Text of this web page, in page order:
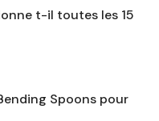
t-il toutes les 15
Spoons pour